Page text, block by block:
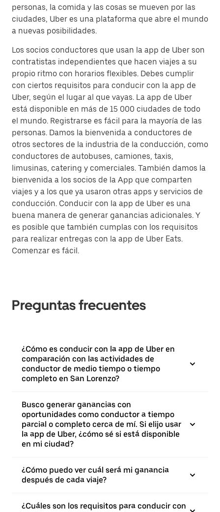
personas, la comida y las cosas se mueven por las
ciudades, Uber es una plataforma que abre el mundo
a nuevas posibilidades.
Los socios conductores que usan la app de Uber son
contratistas independientes que hacen viajes a su
propio ritmo con horarios flexibles. Debes cumplir
con ciertos requisitos para conducir con la app de
Uber, según el lugar al que vayas. La app de Uber
está disponible en más de 15 000 ciudades de todo
el mundo. Registrarse es fácil para la mayoría de las
personas. Damos la bienvenida a conductores de
otros sectores de la industria de la conducción, como
conductores de autobuses, camiones, taxis,
limusinas, catering y comerciales. También damos la
bienvenida a los socios de la App que comparten
viajes y a los que ya usaron otras apps y servicios de
conducción. Conducir con la app de Uber es una
buena manera de generar ganancias adicionales. Y
es posible que también cumplas con los requisitos
para realizar entregas con la app de Uber Eats.
Comenzar es fácil.
Preguntas frecuentes
¿Cómo es conducir con la app de Uber en
comparación con las actividades de
conductor de medio tiempo o tiempo
completo en San Lorenzo?
Busco generar ganancias con
oportunidades como conductor a tiempo
parcial o completo cerca de mí. Si elijo usar
la app de Uber, ¿cómo sé si está disponible
en mi ciudad?
¿Cómo puedo ver cuál será mi ganancia
después de cada viaje?
¿Cuáles son los requisitos para conducir con